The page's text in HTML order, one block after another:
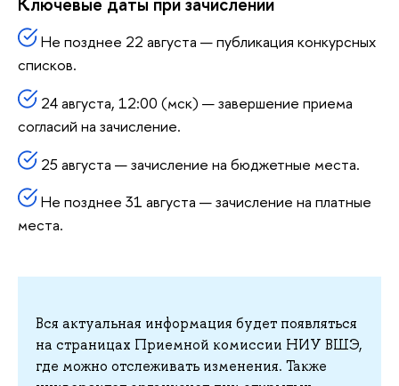
Не позднее 22 августа — публикация конкурсных
списков.
24 августа, 12:00 (мск) — завершение приема
согласий на зачисление.
25 августа — зачисление на бюджетные места.
Не позднее 31 августа — зачисление на платные
места.
Вся актуальная информация будет появляться
на страницах Приемной комиссии НИУ ВШЭ,
где можно отслеживать изменения. Также